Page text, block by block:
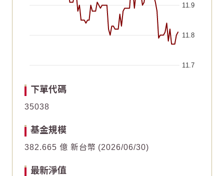
11.8
11.9
11.7
Line chart with 63 data points.
The chart has 1 Y axis displaying values. Data ranges
2026/05/042026/05/19
Line chart with 63 data points.
The chart has 1 Y axis displaying values. Data ranges
2026/05/042026/05/19
下單代碼
35038
基金規模
382.665 億 新台幣 2026/06/30
最新淨值